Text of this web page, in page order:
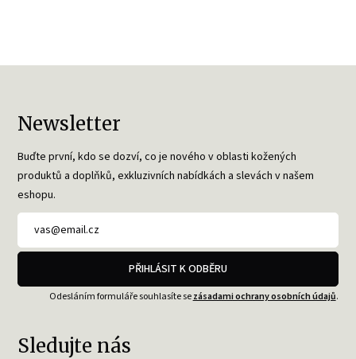
Newsletter
Buďte první, kdo se dozví, co je nového v oblasti kožených
produktů a doplňků, exkluzivních nabídkách a slevách v našem
eshopu.
PŘIHLÁSIT K ODBĚRU
Odesláním formuláře souhlasíte sezásadami ochrany osobních údajů.
Sledujte nás